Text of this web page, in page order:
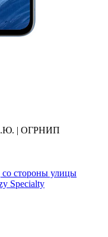
А.Ю. | ОГРНИП
стороны улицы
Specialty